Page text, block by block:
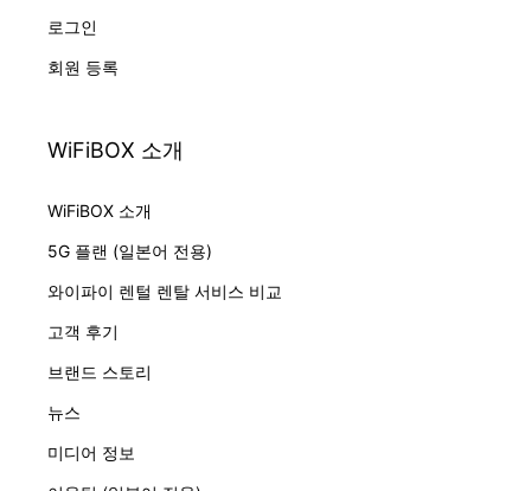
로그인
회원 등록
WiFiBOX 소개
WiFiBOX 소개
5G 플랜 (일본어 전용)
와이파이 렌털 렌탈 서비스 비교
고객 후기
브랜드 스토리
뉴스
미디어 정보